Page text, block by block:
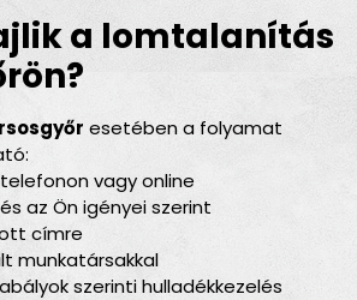
a lomtalanítás
esetében a folyamat
vagy online
az Ön igényei szerint
címre
munkatársakkal
szerinti hulladékkezelés